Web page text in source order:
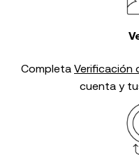
Completa Verificación
cuenta y